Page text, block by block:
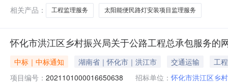
相关产品：
工程监理服务 太阳能便民路灯安装项目监理服务
怀化市洪江区乡村振兴局关于公路工程总承包服务的
中标｜中标通知 湖南省｜怀化市｜洪江市 交通运输
工程
项目编号： 2021101000016650638 招标单位： 怀化市洪江区乡